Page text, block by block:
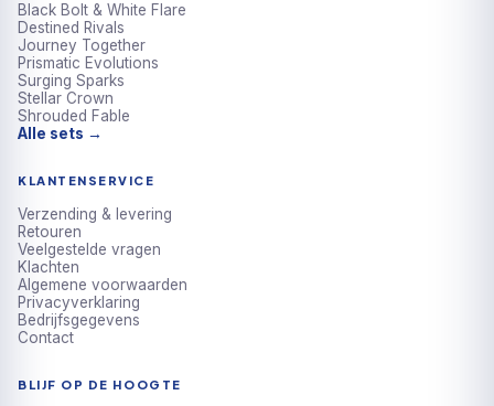
Black Bolt & White Flare
Destined Rivals
Journey Together
Prismatic Evolutions
Surging Sparks
Stellar Crown
Shrouded Fable
Alle sets →
KLANTENSERVICE
Verzending & levering
Retouren
Veelgestelde vragen
Klachten
Algemene voorwaarden
Privacyverklaring
Bedrijfsgegevens
Contact
BLIJF OP DE HOOGTE